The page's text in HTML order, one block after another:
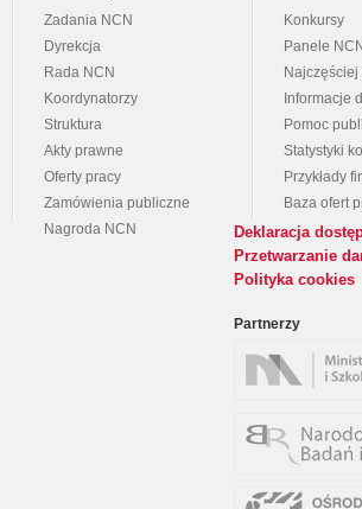
Zadania NCN
Dyrekcja
Rada NCN
Koordynatorzy
Struktura
Akty prawne
Oferty pracy
Zamówienia publiczne
Nagroda NCN
Konkursy
Panele NCN
Informacje
Pomoc
Statystyki
Przykłady
Baza ofert
Deklaracja
Przetwarzanie
Polityka cookies
Partnerzy